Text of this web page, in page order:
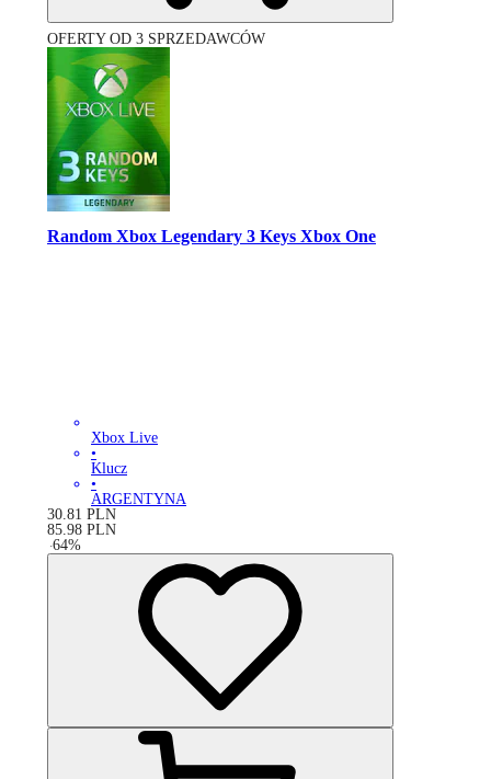
OFERTY OD 3 SPRZEDAWCÓW
Random Xbox Legendary 3 Keys Xbox One
Xbox Live
•
Klucz
•
ARGENTYNA
30.81 PLN
85.98 PLN
-64%